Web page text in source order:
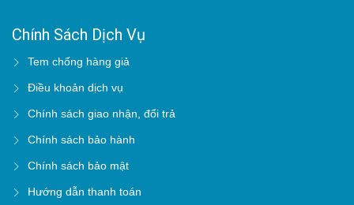
Chính Sách Dịch Vụ
Tem chống hàng giả
Điều khoản dịch vụ
Chính sách giao nhận, đổi trả
Chính sách bảo hành
Chính sách bảo mật
Hướng dẫn thanh toán